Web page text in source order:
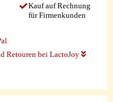
Kauf auf Rechnung
für Firmenkunden
Retouren bei LactoJoy